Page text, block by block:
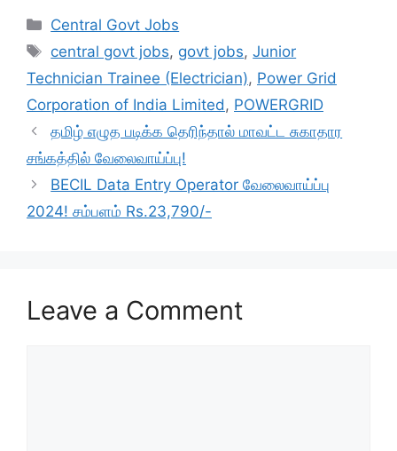
c
e
b
o
o
k
at
s
A
p
p
e
gr
a
m
ar
e
Categories
Central Govt Jobs
Tags
central govt jobs, govt jobs,Junior
Technician Trainee (Electrician), Power Grid
Corporation of India Limited , POWERGRID
தமிழ் எழுத படிக்க தெரிந்தால் மாவட்ட சுகாதார
சங்கத்தில் வேலைவாய்ப்பு!
BECIL Data Entry Operator வேலைவாய்ப்பு
2024! சம்பளம் Rs.23,790/-
Leave a Comment